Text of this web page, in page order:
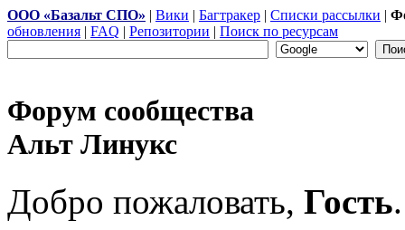
ООО «Базальт СПО» | Вики | Багтракер | Списки рассылки |
обновления | FAQ | Репозитории | Поиск по ресурсам
Форум сообщества
Альт Линукс
Добро пожаловать, Гость.